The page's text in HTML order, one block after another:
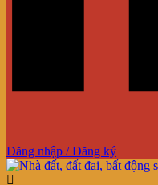
Đăng nhập / Đăng ký